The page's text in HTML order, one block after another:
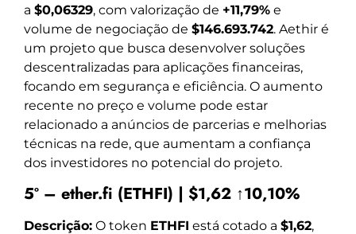
a $0,06329, com valorização de +11,79% e
volume de negociação de $146.693.742. Aethir é
um projeto que busca desenvolver soluções
descentralizadas para aplicações financeiras,
focando em segurança e eficiência. O aumento
recente no preço e volume pode estar
relacionado a anúncios de parcerias e melhorias
técnicas na rede, que aumentam a confiança
dos investidores no potencial do projeto.
5º – ether.fi (ETHFI) | $1,62 ↑10,10%
Descrição: O token ETHFI está cotado a $1,62,